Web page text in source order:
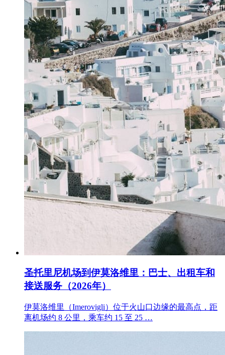
圣托里尼机场到伊莫洛维里：巴士、出租车和
接送服务（2026年）
伊莫洛维里（Imerovigli）位于火山口边缘的最高点，距
离机场约 8 公里，乘车约 15 至 25 …